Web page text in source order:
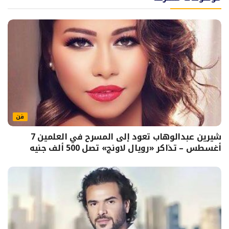
فن
شيرين عبدالوهاب تعود إلى المسرح في العلمين 7
أغسطس – تذاكر «رويال لاونج» تصل 500 ألف جنيه